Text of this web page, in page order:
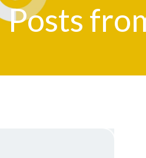
Posts